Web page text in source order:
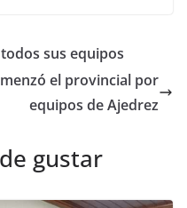
sus equipos
el provincial por
equipos de Ajedrez
gustar